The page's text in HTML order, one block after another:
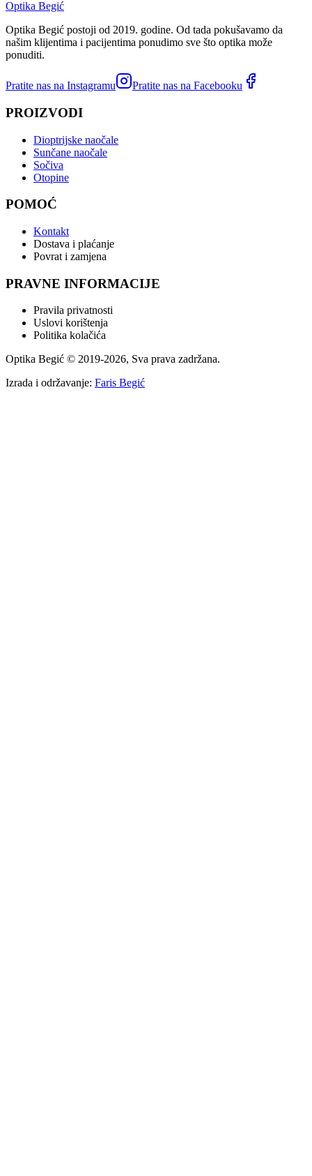
Optika Begić
Optika Begić postoji od 2019. godine. Od tada pokušavamo da
našim klijentima i pacijentima ponudimo sve što optika može
ponuditi.
Pratite nas na Instagramu Pratite nas na Facebooku
PROIZVODI
Dioptrijske naočale
Sunčane naočale
Sočiva
Otopine
POMOĆ
Kontakt
Dostava i plaćanje
Povrat i zamjena
PRAVNE INFORMACIJE
Pravila privatnosti
Uslovi korištenja
Politika kolačića
Optika Begić © 2019-2026, Sva prava zadržana.
Izrada i održavanje: Faris Begić